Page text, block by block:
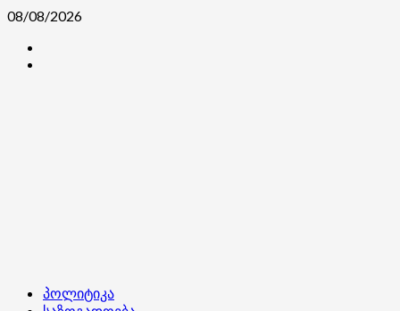
Skip
content
08/08/2026
Primaryპოლიტიკა